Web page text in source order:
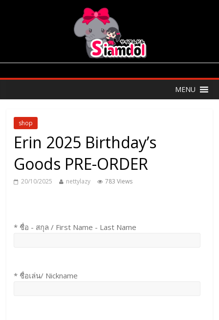
MENU
shop
Erin 2025 Birthday’s
Goods PRE-ORDER
20/10/2025 nettylazy 783 Views
* ชื่อ - สกุล / First Name - Last Name
* ชื่อเล่น/ Nickname